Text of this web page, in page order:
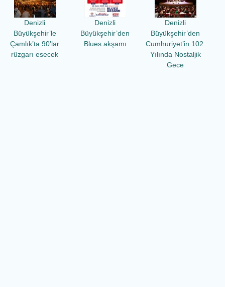
Denizli
Büyükşehir’le
Çamlık’ta 90’lar
rüzgarı esecek
Denizli
Büyükşehir’den
Blues akşamı
Denizli
Büyükşehir’den
Cumhuriyet’in 102.
Yılında Nostaljik
Gece